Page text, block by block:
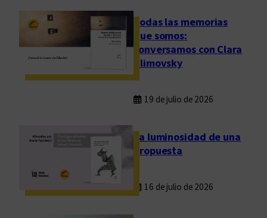
Todas las memorias
que somos:
conversamos con Clara
Klimovsky
19 de julio de 2026
La luminosidad de una
propuesta
16 de julio de 2026